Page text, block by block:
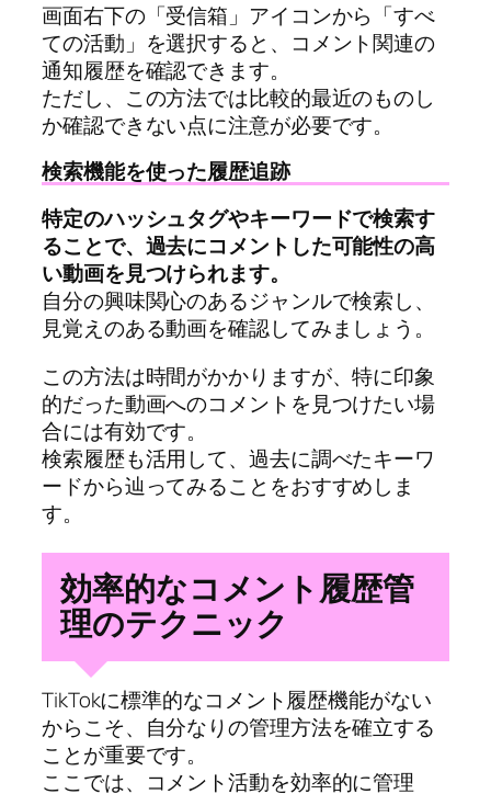
画面右下の「受信箱」アイコンから「すべ
ての活動」を選択すると、コメント関連の
通知履歴を確認できます。
ただし、この方法では比較的最近のものし
か確認できない点に注意が必要です。
検索機能を使った履歴追跡
特定のハッシュタグやキーワードで検索す
ることで、過去にコメントした可能性の高
い動画を見つけられます。
自分の興味関心のあるジャンルで検索し、
見覚えのある動画を確認してみましょう。
この方法は時間がかかりますが、特に印象
的だった動画へのコメントを見つけたい場
合には有効です。
検索履歴も活用して、過去に調べたキーワ
ードから辿ってみることをおすすめしま
す。
効率的なコメント履歴管
理のテクニック
TikTokに標準的なコメント履歴機能がない
からこそ、自分なりの管理方法を確立する
ことが重要です。
ここでは、コメント活動を効率的に管理